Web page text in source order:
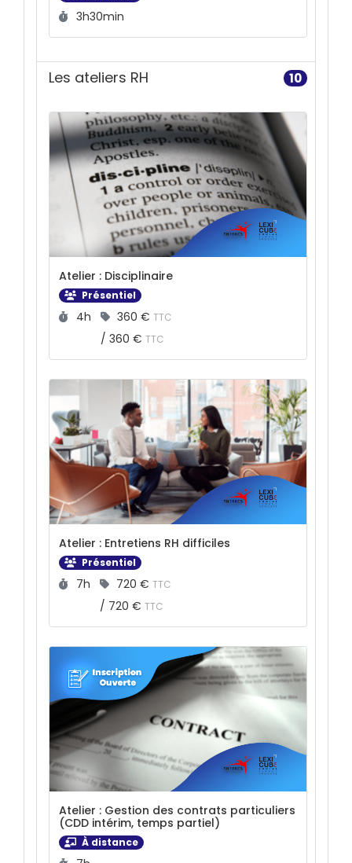
Durée :
3h30min
Les ateliers RH 10
Atelier : Disciplinaire
Présentiel
Durée :
4h Prix :
360 € TTC
/ 360 € TTC
Atelier : Entretiens RH difficiles
Présentiel
Durée :
7h Prix :
720 € TTC
/ 720 € TTC
Atelier : Gestion des contrats particuliers
(CDD intérim, temps partiel)
À distance